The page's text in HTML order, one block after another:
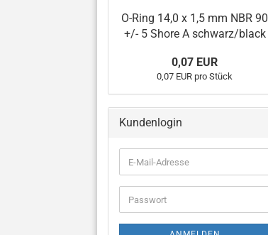
O-Ring 14,0 x 1,5 mm NBR 90
+/- 5 Shore A schwarz/black
0,07 EUR
0,07 EUR pro Stück
Kundenlogin
E-
Mail-
Adresse
Passwort